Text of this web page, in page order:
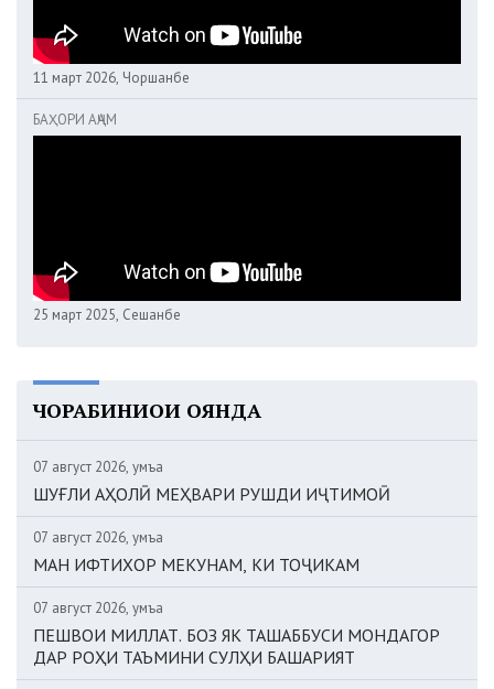
11 март 2026, Чоршанбе
БАҲОРИ АҶАМ
25 март 2025, Сешанбе
ЧОРАБИНИҲОИ ОЯНДА
07 август 2026, Ҷумъа
ШУҒЛИ АҲОЛӢ МЕҲВАРИ РУШДИ ИҶТИМОӢ
07 август 2026, Ҷумъа
МАН ИФТИХОР МЕКУНАМ, КИ ТОҶИКАМ
07 август 2026, Ҷумъа
ПЕШВОИ МИЛЛАТ. БОЗ ЯК ТАШАББУСИ МОНДАГОР
ДАР РОҲИ ТАЪМИНИ СУЛҲИ БАШАРИЯТ